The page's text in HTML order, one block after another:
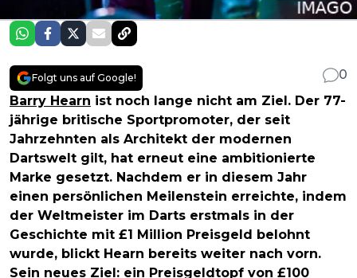
Folgt uns auf Google!
0
Barry Hearn ist noch lange nicht am Ziel. Der 77-
jährige britische Sportpromoter, der seit
Jahrzehnten als Architekt der modernen
Dartswelt gilt, hat erneut eine ambitionierte
Marke gesetzt. Nachdem er in diesem Jahr
einen persönlichen Meilenstein erreichte, indem
der Weltmeister im Darts erstmals in der
Geschichte mit £1 Million Preisgeld belohnt
wurde, blickt Hearn bereits weiter nach vorn.
Sein neues Ziel: ein Preisgeldtopf von £100